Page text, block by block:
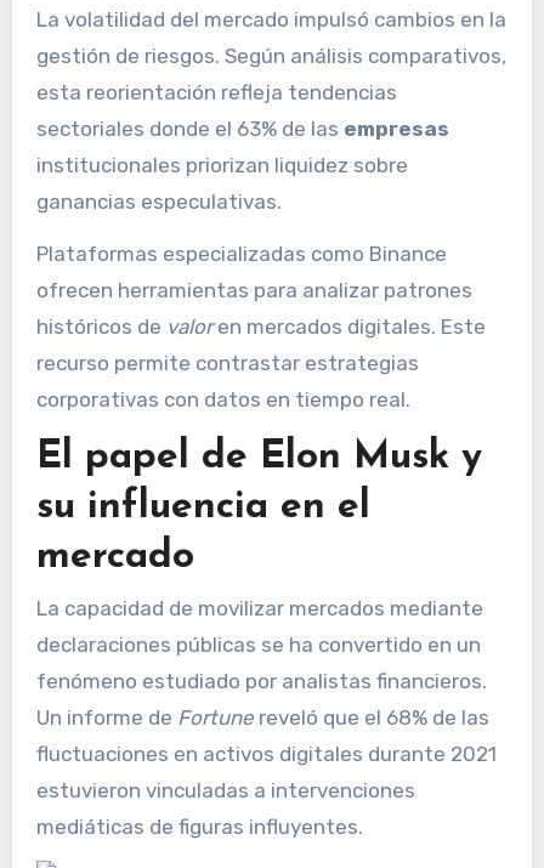
La volatilidad del mercado impulsó cambios en la
gestión de riesgos. Según análisis comparativos,
esta reorientación refleja tendencias
sectoriales donde el 63% de las empresas
institucionales priorizan liquidez sobre
ganancias especulativas.
Plataformas especializadas como Binance
ofrecen herramientas para analizar patrones
históricos de valoren mercados digitales. Este
recurso permite contrastar estrategias
corporativas con datos en tiempo real.
El papel de Elon Musk y
su influencia en el
mercado
La capacidad de movilizar mercados mediante
declaraciones públicas se ha convertido en un
fenómeno estudiado por analistas financieros.
Un informe de Fortunereveló que el 68% de las
fluctuaciones en activos digitales durante 2021
estuvieron vinculadas a intervenciones
mediáticas de figuras influyentes.